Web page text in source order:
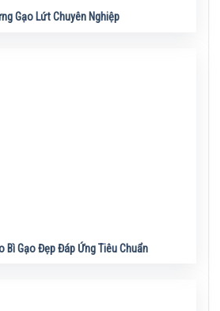
Gạo Lứt Chuyên Nghiệp
Bì Gạo Đẹp Đáp Ứng Tiêu Chuẩn